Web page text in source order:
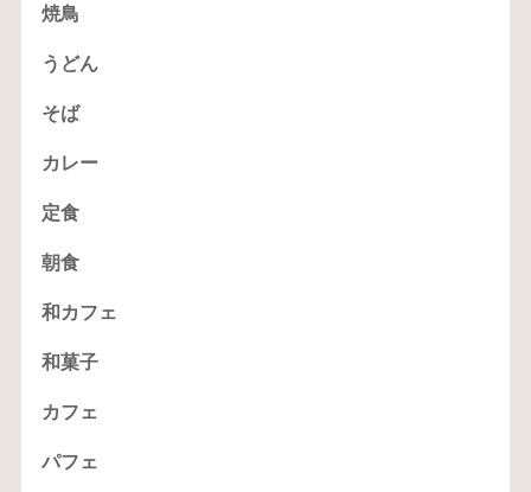
焼鳥
うどん
そば
カレー
定食
朝食
和カフェ
和菓子
カフェ
パフェ